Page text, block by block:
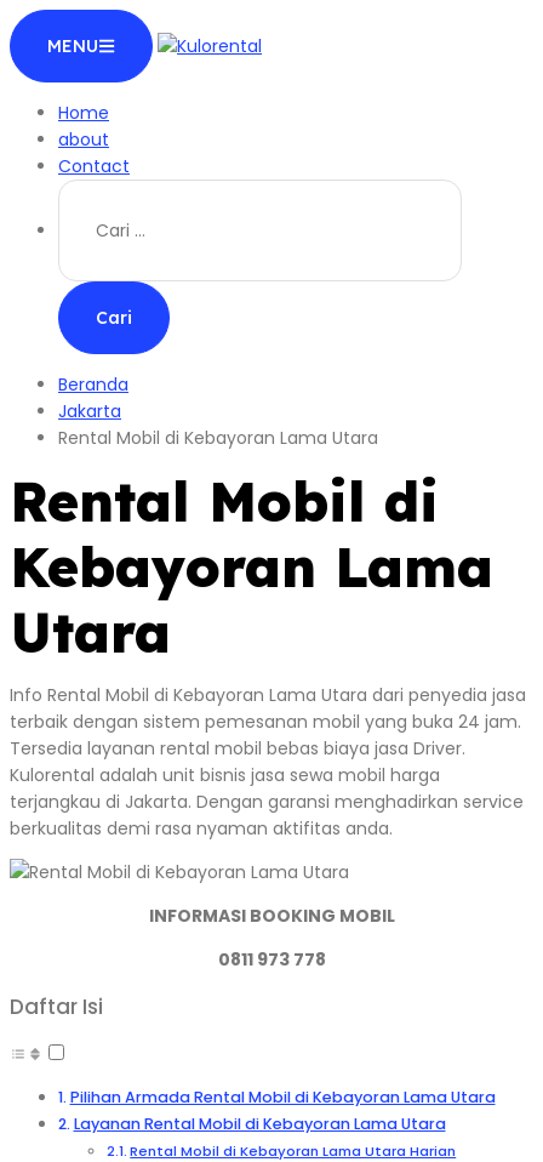
Langsung
ke
konten
MENU
Home
about
Contact
Cari
untuk:
Beranda
Jakarta
Rental Mobil di Kebayoran Lama Utara
Rental Mobil di
Kebayoran Lama
Utara
Info Rental Mobil di Kebayoran Lama Utara dari penyedia jasa
terbaik dengan sistem pemesanan mobil yang buka 24 jam.
Tersedia layanan rental mobil bebas biaya jasa Driver.
Kulorental adalah unit bisnis jasa sewa mobil harga
terjangkau di Jakarta. Dengan garansi menghadirkan service
berkualitas demi rasa nyaman aktifitas anda.
INFORMASI BOOKING MOBIL
0811 973 778
Daftar Isi
Pilihan Armada Rental Mobil di Kebayoran Lama Utara
Layanan Rental Mobil di Kebayoran Lama Utara
Rental Mobil di Kebayoran Lama Utara Harian